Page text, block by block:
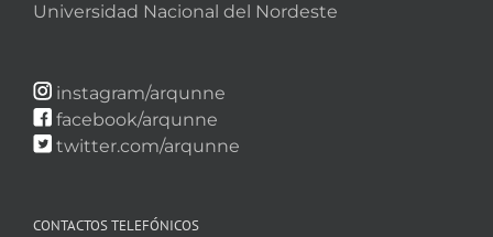
Universidad Nacional del Nordeste
instagram/arqunne
facebook/arqunne
twitter.com/arqunne
CONTACTOS TELEFÓNICOS